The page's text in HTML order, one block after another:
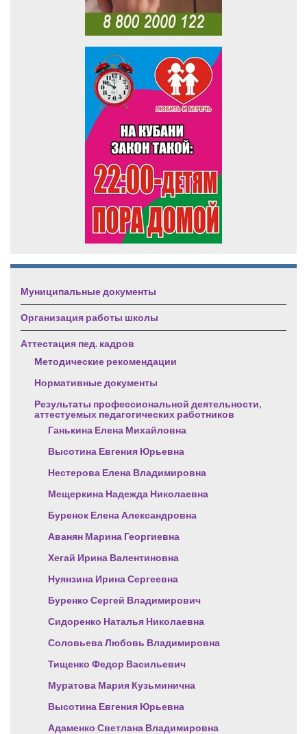
Муниципальные документы
Организация работы школы
Аттестация пед. кадров
Методические рекомендации
Нормативные документы
Результаты профессиональной деятельности,
аттестуемых педагогических работников
Ганькина Елена Михайловна
Высотина Евгения Юрьевна
Нестерова Елена Владимировна
Мещеркина Надежда Николаевна
Буренок Елена Александровна
Аванян Марина Георгиевна
Хегай Ирина Валентиновна
Нуянзина Ирина Сергеевна
Буренко Сергей Владимирович
Сидоренко Наталья Николаевна
Соловьева Любовь Владимировна
Тищенко Федор Васильевич
Муратова Мария Кузьминична
Высотина Евгения Юрьевна
Адаменко Светлана Владимировна